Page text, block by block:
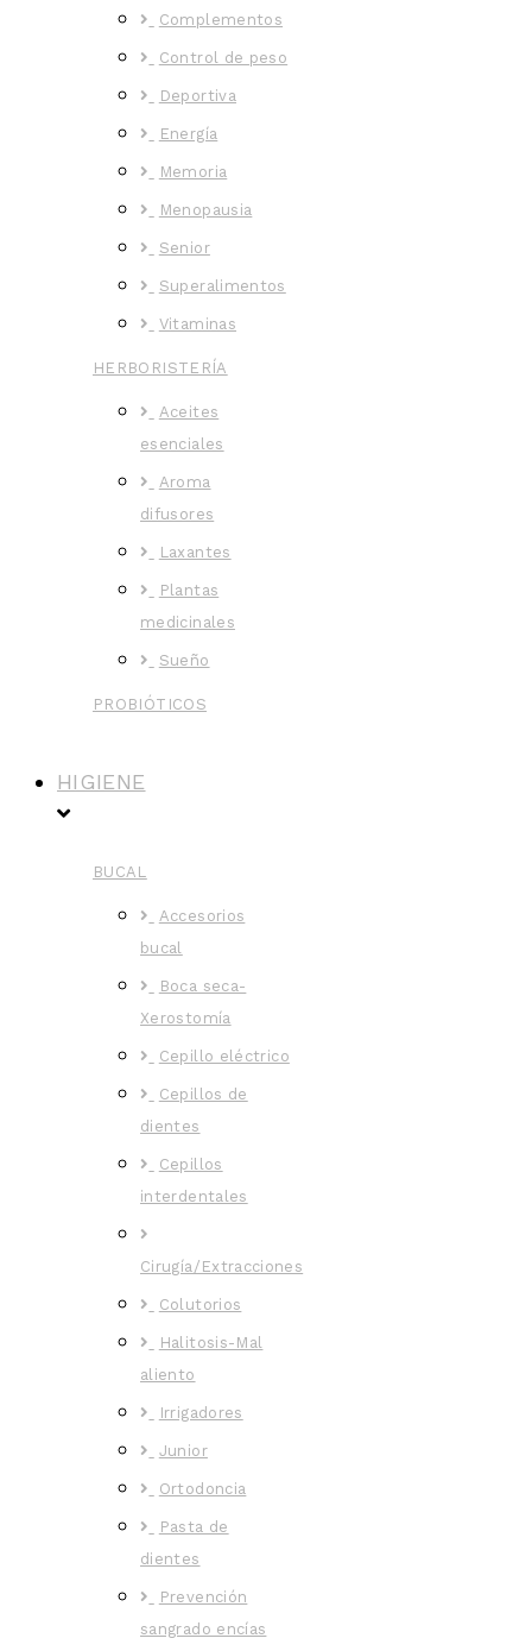
Complementos
Control de peso
Deportiva
Energía
Memoria
Menopausia
Senior
Superalimentos
Vitaminas
HERBORISTERÍA
Aceites
esenciales
Aroma
difusores
Laxantes
Plantas
medicinales
Sueño
PROBIÓTICOS
HIGIENE
BUCAL
Accesorios
bucal
Boca seca-
Xerostomía
Cepillo eléctrico
Cepillos de
dientes
Cepillos
interdentales
Cirugía/Extracciones
Colutorios
Halitosis-Mal
aliento
Irrigadores
Junior
Ortodoncia
Pasta de
dientes
Prevención
sangrado encías